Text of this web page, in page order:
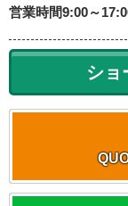
営業時間9:00～
ショ